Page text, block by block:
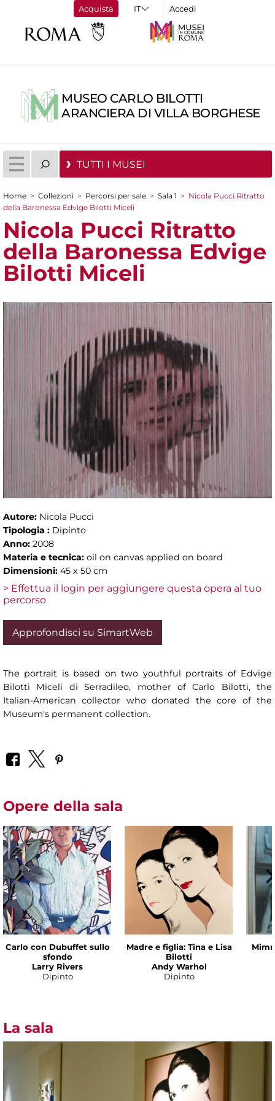
Acquista Accedi
MUSEO CARLO BILOTTI
ARANCIERA DI VILLA BORGHESE
TUTTI I MUSEI
Tu sei qui
Home > Collezioni > Percorsi per sale > Sala 1 > Nicola Pucci Ritratto
della Baronessa Edvige Bilotti Miceli
Nicola Pucci Ritratto
della Baronessa Edvige
Bilotti Miceli
Autore: Nicola Pucci
Tipologia : Dipinto
Anno: 2008
Materia e tecnica: oil on canvas applied on board
Dimensioni: 45 x 50 cm
> Effettua il login per aggiungere questa opera al tuo
percorso
Approfondisci su SimartWeb
The portrait is based on two youthful portraits of Edvige
Bilotti Miceli di Serradileo, mother of Carlo Bilotti, the
Italian-American collector who donated the core of the
Museum's permanent collection.
Opere della sala
Carlo con Dubuffet sullo
sfondo
Larry Rivers
Dipinto
Madre e figlia: Tina e Lisa
Bilotti
Andy Warhol
Dipinto
La sala